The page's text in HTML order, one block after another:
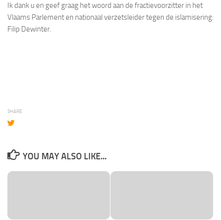
Ik dank u en geef graag het woord aan de fractievoorzitter in het
Vlaams Parlement en nationaal verzetsleider tegen de islamisering:
Filip Dewinter.
SHARE
YOU MAY ALSO LIKE...